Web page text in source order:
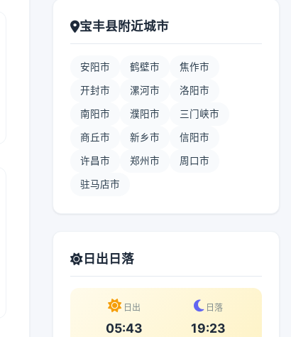
宝丰县附近城市
安阳市 鹤壁市 焦作市
开封市 漯河市 洛阳市
南阳市 濮阳市 三门峡市
商丘市 新乡市 信阳市
许昌市 郑州市 周口市
驻马店市
日出日落
日出
05:43
日落
19:23